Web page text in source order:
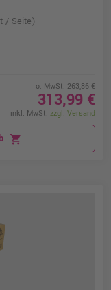
/ Seite)
o. MwSt. 263,86 €
313,99 €
inkl. MwSt. zzgl. Versand
shopping_cart